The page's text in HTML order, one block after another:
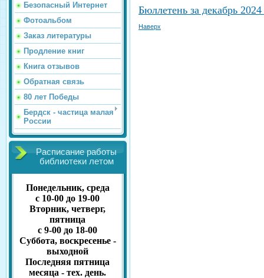
Безопасный Интернет
Фотоальбом
Заказ литературы
Продление книг
Книга отзывов
Обратная связь
80 лет Победы
Бердск - частица малая
России
Расписание работы
библиотеки летом
Понедельник, среда
с 10-00 до 19-00
Вторник, четверг,
пятница
с 9-00 до 18-00
Суббота, воскресенье -
выходной
Последняя пятница
месяца - тех. день.
Бюллетень за декабрь 2024
Наверх